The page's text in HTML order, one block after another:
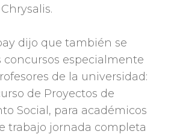
dijo que también se
especialmente
de la universidad:
de Proyectos de
Social, para académicos
trabajo jornada completa